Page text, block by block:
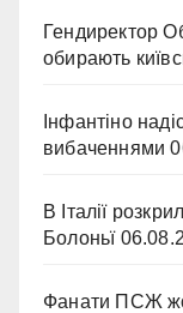
Гендиректор
обирають
Інфантіно
вибаченнями
В Італії
Болоньї
Фанати ПСЖ